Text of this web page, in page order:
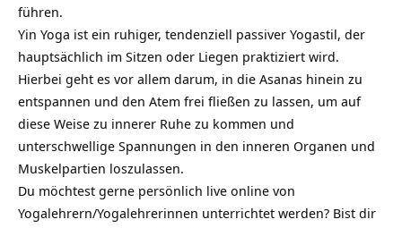
führen.
Yin Yoga ist ein ruhiger, tendenziell passiver Yogastil, der
hauptsächlich im Sitzen oder Liegen praktiziert wird.
Hierbei geht es vor allem darum, in die Asanas hinein zu
entspannen und den Atem frei fließen zu lassen, um auf
diese Weise zu innerer Ruhe zu kommen und
unterschwellige Spannungen in den inneren Organen und
Muskelpartien loszulassen.
Du möchtest gerne persönlich live online von
Yogalehrern/Yogalehrerinnen unterrichtet werden? Bist dir